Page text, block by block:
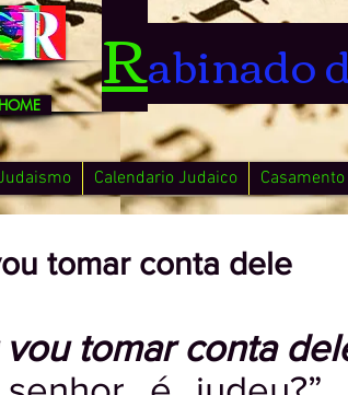
HOME Rabinado
Calendario Judaico Casamento
tomar conta dele
vou tomar conta